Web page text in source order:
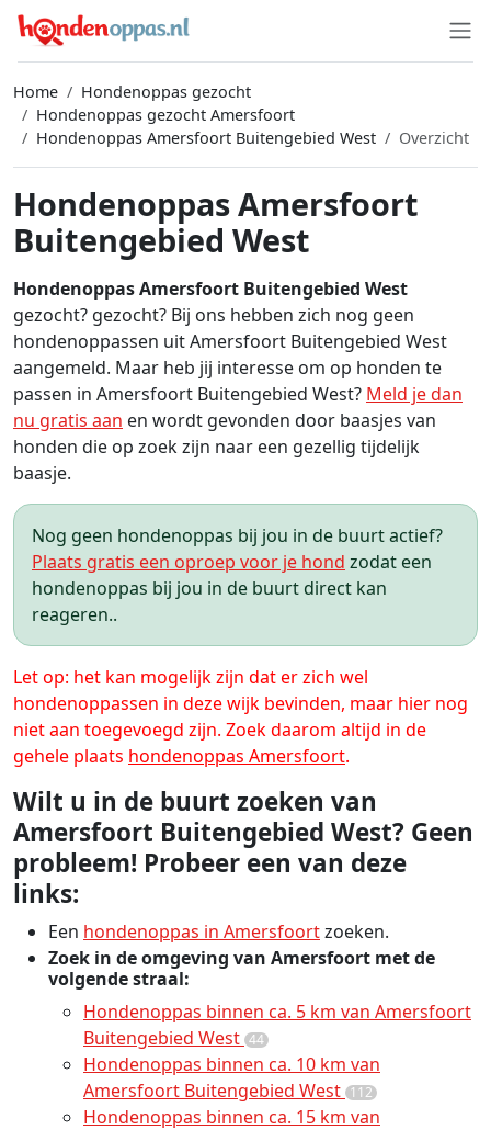
Home
Hondenoppas gezocht
Hondenoppas gezocht Amersfoort
Hondenoppas Amersfoort Buitengebied West
Overzicht
Hondenoppas Amersfoort
Buitengebied West
Hondenoppas Amersfoort Buitengebied West
gezocht? gezocht? Bij ons hebben zich nog geen
hondenoppassen uit Amersfoort Buitengebied West
aangemeld. Maar heb jij interesse om op honden te
passen in Amersfoort Buitengebied West? Meld je dan
nu gratis aan en wordt gevonden door baasjes van
honden die op zoek zijn naar een gezellig tijdelijk
baasje.
Nog geen hondenoppas bij jou in de buurt actief?
Plaats gratis een oproep voor je hond zodat een
hondenoppas bij jou in de buurt direct kan
reageren..
Let op: het kan mogelijk zijn dat er zich wel
hondenoppassen in deze wijk bevinden, maar hier nog
niet aan toegevoegd zijn. Zoek daarom altijd in de
gehele plaats hondenoppas Amersfoort.
Wilt u in de buurt zoeken van
Amersfoort Buitengebied West? Geen
probleem! Probeer een van deze
links:
Een hondenoppas in Amersfoortzoeken.
Zoek in de omgeving van Amersfoort met de
volgende straal:
Hondenoppas binnen ca. 5 km van Amersfoort
Buitengebied West 44
Hondenoppas binnen ca. 10 km van
Amersfoort Buitengebied West 112
Hondenoppas binnen ca. 15 km van